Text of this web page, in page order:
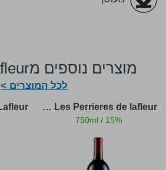
מוצרים נוספים מchateau lafleur
לכל המוצרים >
Les Perrieres de lafleur - לה פרייר שאטו לפלר
750ml / 15%